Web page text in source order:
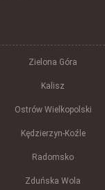
Zielona Góra
Kalisz
Ostrów Wielkopolski
Kędzierzyn-Koźle
Radomsko
Zduńska Wola